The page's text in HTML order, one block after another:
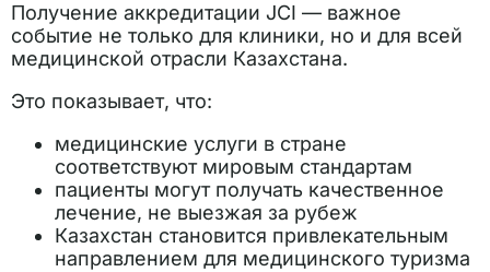
Получение аккредитации JCI — важное
событие не только для клиники, но и для всей
медицинской отрасли Казахстана.
Это показывает, что:
медицинские услуги в стране
соответствуют мировым стандартам
пациенты могут получать качественное
лечение, не выезжая за рубеж
Казахстан становится привлекательным
направлением для медицинского туризма